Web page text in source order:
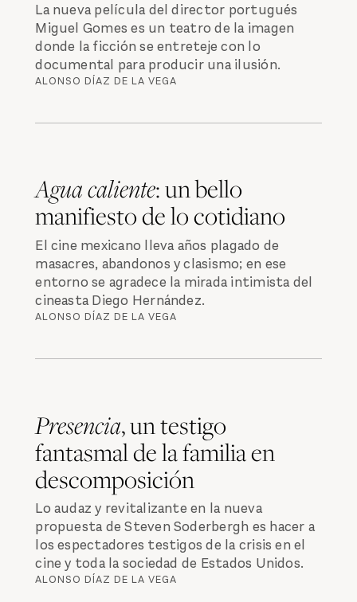
La nueva película del director portugués
Miguel Gomes es un teatro de la imagen
donde la ficción se entreteje con lo
documental para producir una ilusión.
ALONSO DÍAZ DE LA VEGA
Agua caliente: un bello
manifiesto de lo cotidiano
El cine mexicano lleva años plagado de
masacres, abandonos y clasismo; en ese
entorno se agradece la mirada intimista del
cineasta Diego Hernández.
ALONSO DÍAZ DE LA VEGA
Presencia, un testigo
fantasmal de la familia en
descomposición
Lo audaz y revitalizante en la nueva
propuesta de Steven Soderbergh es hacer a
los espectadores testigos de la crisis en el
cine y toda la sociedad de Estados Unidos.
ALONSO DÍAZ DE LA VEGA